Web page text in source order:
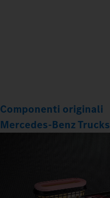
Componenti originali
Mercedes‑Benz Trucks